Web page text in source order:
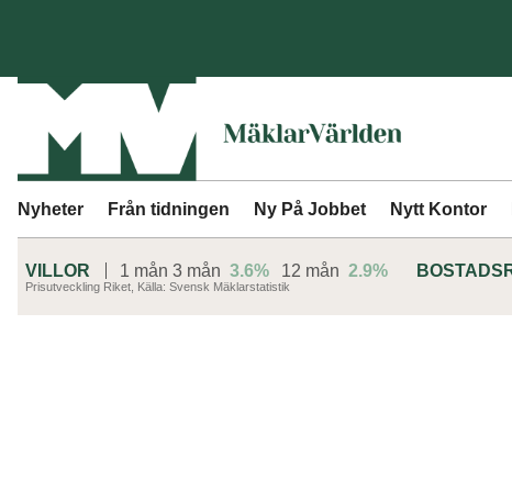
Nyheter Från tidningen Ny På Jobbet Nytt Kontor
VILLOR 1 mån 3 mån 3.6% 12 mån 2.9%
Prisutveckling Riket, Källa: Svensk Mäklarstatistik